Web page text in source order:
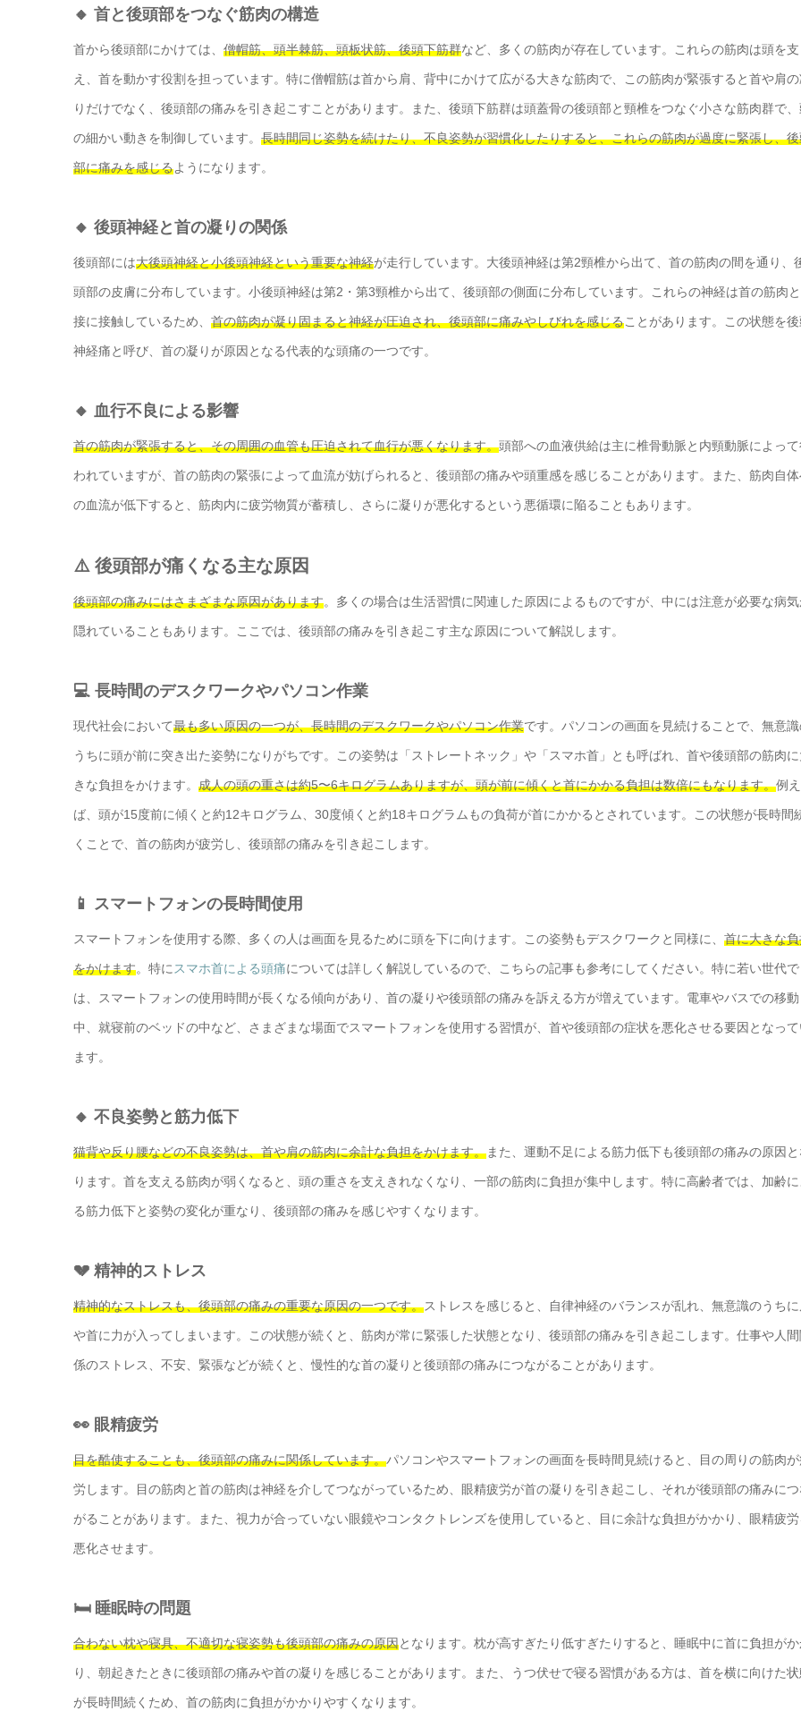
🔸 首と後頭部をつなぐ筋肉の構造
首から後頭部にかけては、 僧帽筋、頭半棘筋、頭板状筋、後頭下筋群など、多くの筋肉が存在しています。これらの筋肉は頭を支
え、首を動かす役割を担っています。特に僧帽筋は首から肩、背中にかけて広がる大きな筋肉で、この筋肉が緊張すると首や肩
りだけでなく、後頭部の痛みを引き起こすことがあります。また、後頭下筋群は頭蓋骨の後頭部と頸椎をつなぐ小さな筋肉群で
の細かい動きを制御しています。 長時間同じ姿勢を続けたり、不良姿勢が習慣化したりすると、これらの筋肉が過度に緊張し、
部に痛みを感じるようになります。
🔸 後頭神経と首の凝りの関係
後頭部には大後頭神経と小後頭神経という重要な神経が走行しています。大後頭神経は第2頸椎から出て、首の筋肉の間を通り、
頭部の皮膚に分布しています。小後頭神経は第2・第3頸椎から出て、後頭部の側面に分布しています。これらの神経は首の筋肉
接に接触しているため、 首の筋肉が凝り固まると神経が圧迫され、後頭部に痛みやしびれを感じることがあります。この状態を
神経痛と呼び、首の凝りが原因となる代表的な頭痛の一つです。
🔸 血行不良による影響
首の筋肉が緊張すると、その周囲の血管も圧迫されて血行が悪くなります。頭部への血液供給は主に椎骨動脈と内頸動脈によっ
われていますが、首の筋肉の緊張によって血流が妨げられると、後頭部の痛みや頭重感を感じることがあります。また、筋肉自
の血流が低下すると、筋肉内に疲労物質が蓄積し、さらに凝りが悪化するという悪循環に陥ることもあります。
⚠️ 後頭部が痛くなる主な原因
後頭部の痛みにはさまざまな原因があります。多くの場合は生活習慣に関連した原因によるものですが、中には注意が必要な病
隠れていることもあります。ここでは、後頭部の痛みを引き起こす主な原因について解説します。
💻 長時間のデスクワークやパソコン作業
現代社会において最も多い原因の一つが、長時間のデスクワークやパソコン作業です。パソコンの画面を見続けることで、無意
うちに頭が前に突き出た姿勢になりがちです。この姿勢は「ストレートネック」や「スマホ首」とも呼ばれ、首や後頭部の筋肉
きな負担をかけます。 成人の頭の重さは約5〜6キログラムありますが、頭が前に傾くと首にかかる負担は数倍にもなります。例え
ば、頭が15度前に傾くと約12キログラム、30度傾くと約18キログラムもの負荷が首にかかるとされています。この状態が長時間
くことで、首の筋肉が疲労し、後頭部の痛みを引き起こします。
📱 スマートフォンの長時間使用
スマートフォンを使用する際、多くの人は画面を見るために頭を下に向けます。この姿勢もデスクワークと同様に、 首に大きな
をかけます。特に スマホ首による頭痛については詳しく解説しているので、こちらの記事も参考にしてください。特に若い世代で
は、スマートフォンの使用時間が長くなる傾向があり、首の凝りや後頭部の痛みを訴える方が増えています。電車やバスでの移動
中、就寝前のベッドの中など、さまざまな場面でスマートフォンを使用する習慣が、首や後頭部の症状を悪化させる要因となっ
ます。
🔸 不良姿勢と筋力低下
猫背や反り腰などの不良姿勢は、首や肩の筋肉に余計な負担をかけます。また、運動不足による筋力低下も後頭部の痛みの原因
ります。首を支える筋肉が弱くなると、頭の重さを支えきれなくなり、一部の筋肉に負担が集中します。特に高齢者では、加齢
る筋力低下と姿勢の変化が重なり、後頭部の痛みを感じやすくなります。
💔 精神的ストレス
精神的なストレスも、後頭部の痛みの重要な原因の一つです。ストレスを感じると、自律神経のバランスが乱れ、無意識のうち
や首に力が入ってしまいます。この状態が続くと、筋肉が常に緊張した状態となり、後頭部の痛みを引き起こします。仕事や人
係のストレス、不安、緊張などが続くと、慢性的な首の凝りと後頭部の痛みにつながることがあります。
👀 眼精疲労
目を酷使することも、後頭部の痛みに関係しています。パソコンやスマートフォンの画面を長時間見続けると、目の周りの筋肉
労します。目の筋肉と首の筋肉は神経を介してつながっているため、眼精疲労が首の凝りを引き起こし、それが後頭部の痛みに
がることがあります。また、視力が合っていない眼鏡やコンタクトレンズを使用していると、目に余計な負担がかかり、眼精疲
悪化させます。
🛏️ 睡眠時の問題
合わない枕や寝具、不適切な寝姿勢も後頭部の痛みの原因となります。枕が高すぎたり低すぎたりすると、睡眠中に首に負担が
り、朝起きたときに後頭部の痛みや首の凝りを感じることがあります。また、うつ伏せで寝る習慣がある方は、首を横に向けた
が長時間続くため、首の筋肉に負担がかかりやすくなります。